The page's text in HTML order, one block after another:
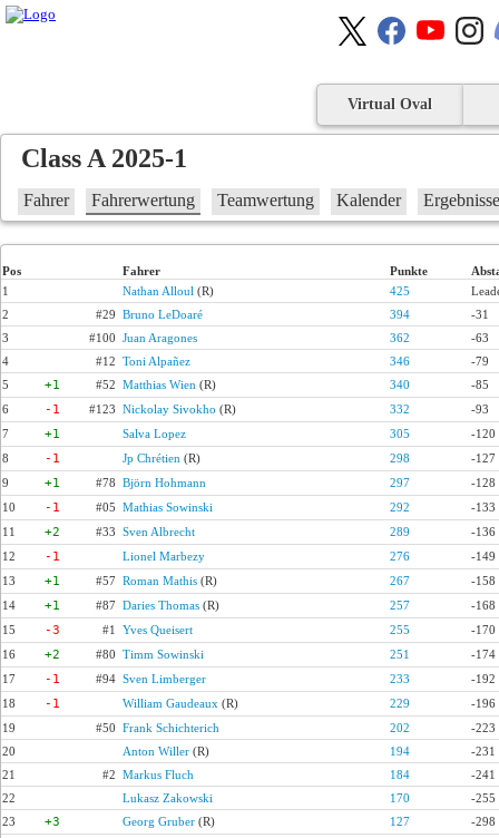
Virtual Oval
Class A 2025-1
Fahrer Fahrerwertung Teamwertung Kalender Ergebnisse
Pos Fahrer Punkte
1
Nathan Alloul (R) 425
2
#29 Bruno LeDoaré 394
-31
3
#100 Juan Aragones 362
-63
4
#12 Toni Alpañez 346
-79
5
+1 #52 Matthias Wien (R) 340
-85
6
-1 #123 Nickolay Sivokho (R) 332
-93
7
+1 Salva Lopez 305
-120
8
-1 Jp Chrétien (R) 298
-127
9
+1 #78 Björn Hohmann 297
-128
10
-1 #05 Mathias Sowinski 292
-133
11
+2 #33 Sven Albrecht 289
-136
12
-1 Lionel Marbezy 276
-149
13
+1 #57 Roman Mathis (R) 267
-158
14
+1 #87 Daries Thomas (R) 257
-168
15
-3 #1 Yves Queisert 255
-170
16
+2 #80 Timm Sowinski 251
-174
17
-1 #94 Sven Limberger 233
-192
18
-1 William Gaudeaux (R) 229
-196
19
#50 Frank Schichterich 202
-223
20
Anton Willer (R) 194
-231
21
#2 Markus Fluch 184
-241
22
Lukasz Zakowski 170
-255
23
+3 Georg Gruber (R) 127
-298